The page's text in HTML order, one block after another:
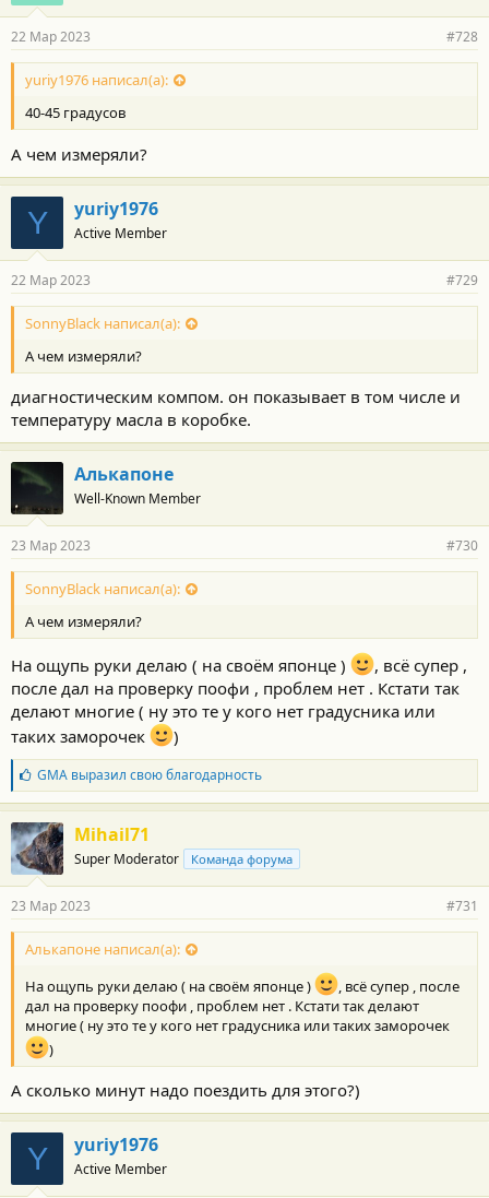
22 Мар 2023 #728
yuriy1976 написал(а):
40-45 градусов
А чем измеряли?
Y yuriy1976
Active Member
22 Мар 2023 #729
SonnyBlack написал(а):
А чем измеряли?
диагностическим компом. он показывает в том числе и
температуру масла в коробке.
Алькапоне
Well-Known Member
23 Мар 2023 #730
SonnyBlack написал(а):
А чем измеряли?
На ощупь руки делаю ( на своём японце )
, всё супер ,
после дал на проверку поофи , проблем нет . Кстати так
делают многие ( ну это те у кого нет градусника или
таких заморочек
)
Б
л
а
г
о
д
а
н
о
с
и
:
GMAвыразил свою благодарность
Mihail71
Super Moderator Команда форума
23 Мар 2023 #731
Алькапоне написал(а):
На ощупь руки делаю ( на своём японце )
, всё супер , после
дал на проверку поофи , проблем нет . Кстати так делают
многие ( ну это те у кого нет градусника или таких заморочек
)
А сколько минут надо поездить для этого?)
Y yuriy1976
Active Member